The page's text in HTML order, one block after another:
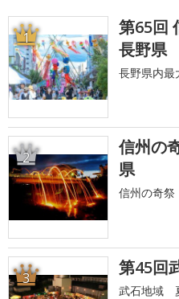
1
第65回
長野県
長野県内最
2
信州の
県
信州の奇祭
3 第45回
武石地域